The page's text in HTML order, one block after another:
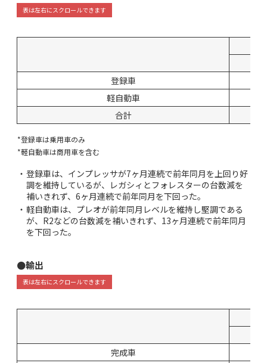
登録車
軽自動車
合計
*登録車は乗用車のみ
*軽自動車は商用車を含む
・ 登録車は、インプレッサが7ヶ月連続で前年同月を上回り好
調を維持しているが、レガシィとフォレスターの台数減を
補いきれず、6ヶ月連続で前年同月を下回った。
・ 軽自動車は、プレオが前年同月レベルを維持し堅調である
が、R2などの台数減を補いきれず、13ヶ月連続で前年同月
を下回った。
●輸出
完成車